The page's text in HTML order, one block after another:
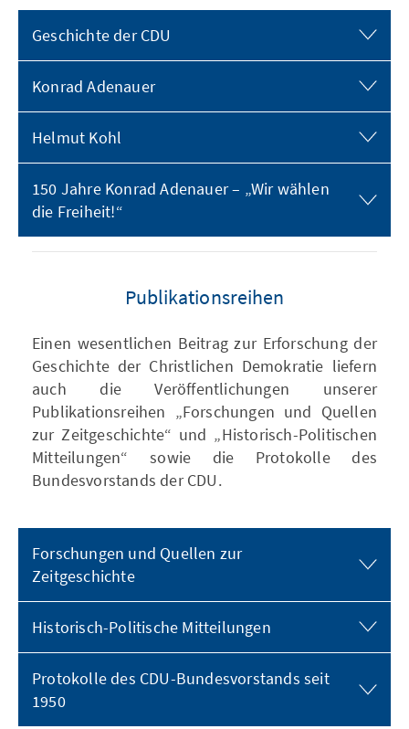
Geschichte der CDU
Konrad Adenauer
Helmut Kohl
150 Jahre Konrad Adenauer – „Wir wählen
die Freiheit!“
Publikationsreihen
Einen wesentlichen Beitrag zur Erforschung der
Geschichte der Christlichen Demokratie liefern
auch die Veröffentlichungen unserer
Publikationsreihen „Forschungen und Quellen
zur Zeitgeschichte“ und „Historisch-Politischen
Mitteilungen“ sowie die Protokolle des
Bundesvorstands der CDU.
Forschungen und Quellen zur
Zeitgeschichte
Historisch-Politische Mitteilungen
Protokolle des CDU-Bundesvorstands seit
1950